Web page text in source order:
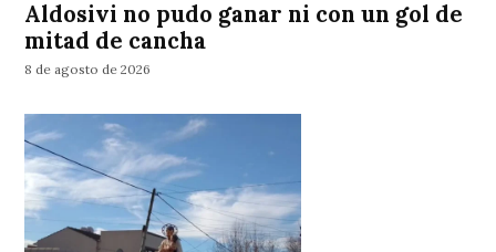
Aldosivi no pudo ganar ni con un gol de
mitad de cancha
8 de agosto de 2026